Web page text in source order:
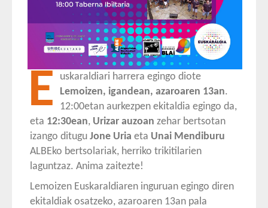
E
uskaraldiari harrera egingo diote
Lemoizen, igandean, azaroaren 13an.
12:00etan aurkezpen ekitaldia egingo da,
eta 12:30ean, Urizar auzoan zehar bertsotan
izango ditugu Jone Uria eta Unai Mendiburu
ALBEko bertsolariak, herriko trikitilarien
laguntzaz. Anima zaitezte!
Lemoizen Euskaraldiaren inguruan egingo diren
ekitaldiak osatzeko, azaroaren 13an pala